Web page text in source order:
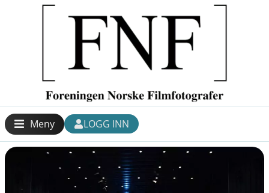
Meny LOGG INN